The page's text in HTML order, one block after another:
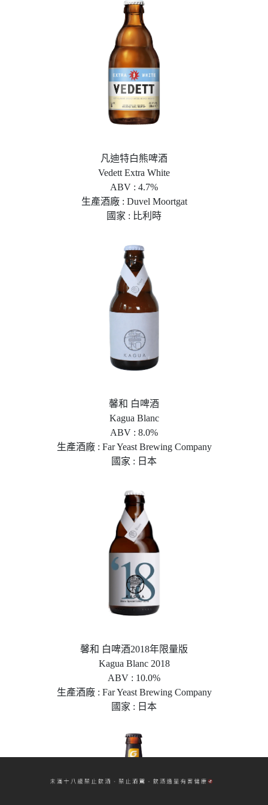
凡迪特白熊啤酒
Vedett Extra White
ABV : 4.7%
生產酒廠 : Duvel Moortgat
國家 : 比利時
馨和 白啤酒
Kagua Blanc
ABV : 8.0%
生產酒廠 : Far Yeast Brewing Company
國家 : 日本
馨和 白啤酒2018年限量版
Kagua Blanc 2018
ABV : 10.0%
生產酒廠 : Far Yeast Brewing Company
國家 : 日本